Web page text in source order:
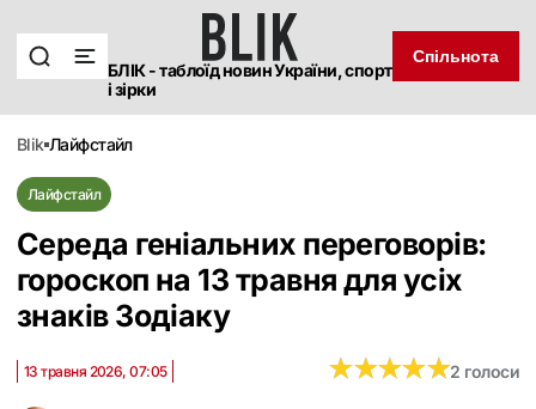
БЛІК - таблоїд новин України, спорт
і зірки
Спільнота
blik лайфстайл
Лайфстайл
Середа геніальних переговорів:
гороскоп на 13 травня для усіх
знаків Зодіаку
13 травня 2026, 07:05 ★★★★★
★★★★★2 голоси